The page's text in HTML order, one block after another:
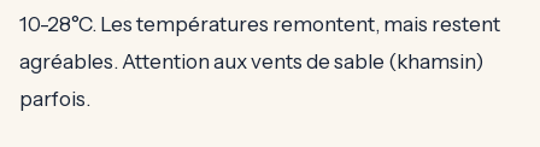
10-28°C. Les températures remontent, mais restent
agréables. Attention aux vents de sable (khamsin)
parfois.